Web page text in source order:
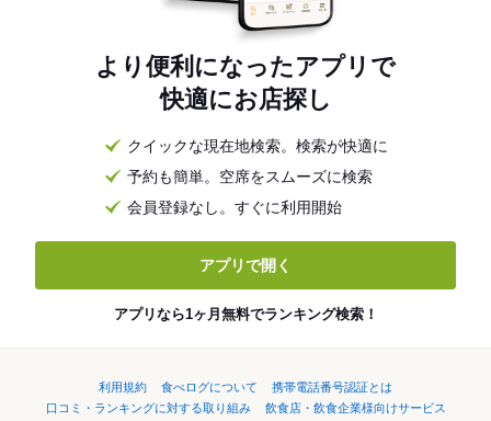
より便利になったアプリで
快適にお店探し
クイックな現在地検索。検索が快適に
予約も簡単。空席をスムーズに検索
会員登録なし。すぐに利用開始
アプリで開く
アプリなら1ヶ月無料でランキング検索！
利用規約 食べログについて
携帯電話番号認証とは
口コミ・ランキングに対する取り組み
飲食店・飲食企業様向けサービス